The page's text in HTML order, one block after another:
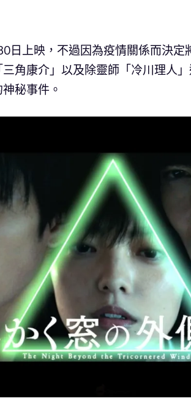
日上映，不過因為疫情關係而決
角康介」以及除靈師「冷川理人
秘事件。